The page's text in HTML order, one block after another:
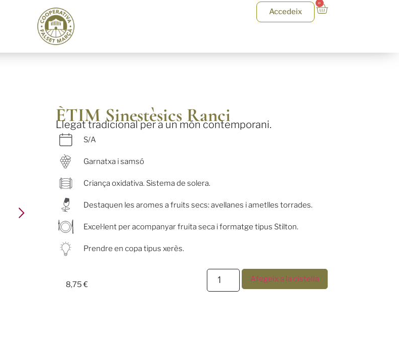
Accedeix
0
ÈTIM Sinestèsics Ranci
Llegat tradicional per a un món contemporani.
S/A
Garnatxa i samsó
Criança oxidativa. Sistema de solera.
Destaquen les aromes a fruits secs: avellanes i ametlles torrades.
Excel·lent per acompanyar fruita seca i formatge tipus Stilton.
Prendre en copa tipus xerès.
8,75€
Afegeix a la cistella